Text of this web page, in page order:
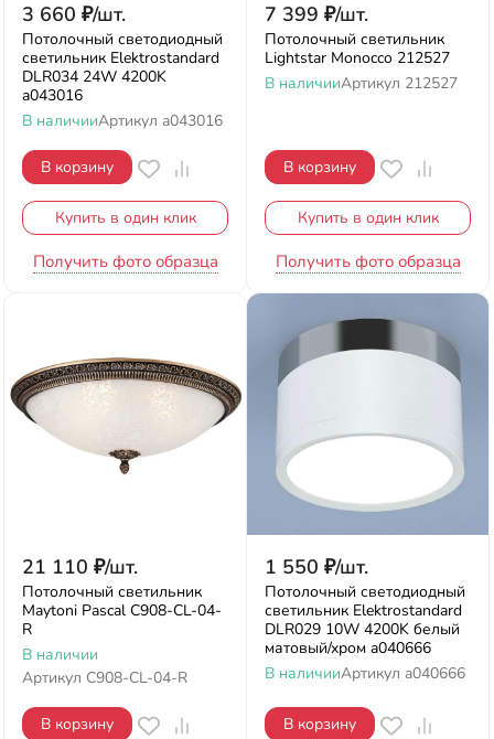
3 660 ₽/шт.
Потолочный светодиодный
светильник Elektrostandard
DLR034 24W 4200K
a043016
В наличииАртикул a043016
В корзину
Купить в один клик
Получить фото образца
7 399 ₽/шт.
Потолочный светильник
Lightstar Monocco 212527
В наличииАртикул 212527
В корзину
Купить в один клик
Получить фото образца
21 110 ₽/шт.
Потолочный светильник
Maytoni Pascal C908-CL-04-
R
В наличии
Артикул C908-CL-04-R
В корзину
1 550 ₽/шт.
Потолочный светодиодный
светильник Elektrostandard
DLR029 10W 4200K белый
матовый/хром a040666
В наличииАртикул a040666
В корзину